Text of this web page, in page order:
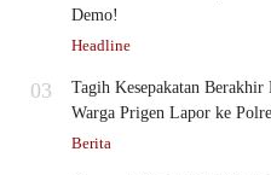
Demo!
Headline
03
Tagih Kesepakatan Berakhir
Warga Prigen Lapor ke
Berita